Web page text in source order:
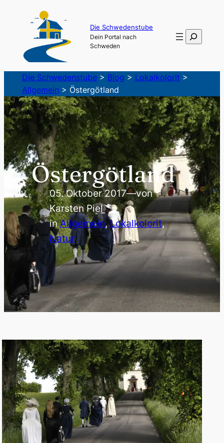
springen
Die Schwedenstube
Dein Portal nach
Schweden
Suchen
Die Schwedenstube> Blog > Lokalkolorit >
Allgemein > Östergötland
Östergötland
05. Oktober 2017—von
Karsten Piel
inAllgemein, Lokalkolorit ,
Natur